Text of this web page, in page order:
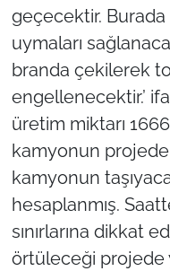
geçecektir. Burada
uymaları
branda çekilerek
engellenecektir.’
üretim miktarı
kamyonun projede
kamyonun
hesaplanmış.
sınırlarına dikkat
örtüleceği projede